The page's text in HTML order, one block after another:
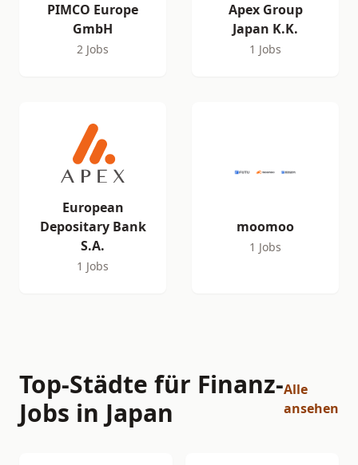
PIMCO Europe
GmbH
2 Jobs
Apex Group
Japan K.K.
1 Jobs
European
Depositary Bank
S.A.
1 Jobs
moomoo
1 Jobs
Top-Städte für Finanz-
Jobs in Japan
Alle
ansehen